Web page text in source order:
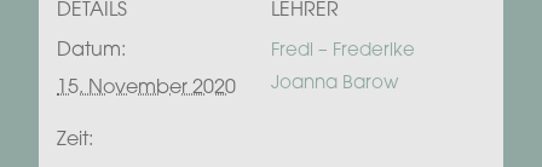
DETAILS
Datum:
15. November 2020
Zeit:
LEHRER
Fredi – Frederike
Joanna Barow